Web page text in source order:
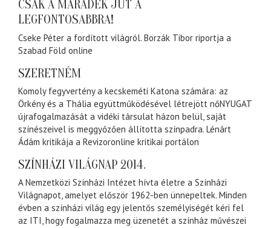
CSAK A MARADÉK JUT A
LEGFONTOSABBRA!
Cseke Péter a fordított világról. Borzák Tibor riportja a
Szabad Föld online
SZERETNÉM
Komoly fegyvertény a kecskeméti Katona számára: az
Örkény és a Thália együttműködésével létrejött nőNYUGAT
újrafogalmazását a vidéki társulat házon belül, saját
színészeivel is meggyőzően állította színpadra. Lénárt
Ádám kritikája a Revizoronline kritikai portálon
SZÍNHÁZI VILÁGNAP 2014.
A Nemzetközi Színházi Intézet hívta életre a Színházi
Világnapot, amelyet először 1962-ben ünnepeltek. Minden
évben a színházi világ egy jelentős személyiségét kéri fel
az ITI, hogy fogalmazza meg üzenetét a színház művészei